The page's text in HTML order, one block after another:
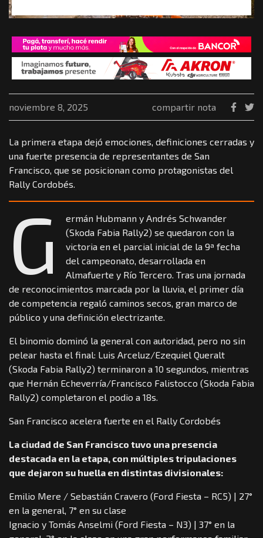
noviembre 8, 2025 compartir nota
La primera etapa dejó emociones, definiciones cerradas y
una fuerte presencia de representantes de San
Francisco, que se posicionan como protagonistas del
Rally Cordobés.
G
ermán Hubmann y Andrés Schwander
(Skoda Fabia Rally2) se quedaron con la
victoria en el parcial inicial de la 9ª fecha
del campeonato, desarrollada en
Almafuerte y Río Tercero. Tras una jornada
de reconocimientos marcada por la lluvia, el primer día
de competencia regaló caminos secos, gran marco de
público y una definición electrizante.
El binomio dominó la general con autoridad, pero no sin
pelear hasta el final: Luis Arceluz/Ezequiel Queralt
(Skoda Fabia Rally2) terminaron a 10 segundos, mientras
que Hernán Echeverría/Francisco Falistocco (Skoda Fabia
Rally2) completaron el podio a 18s.
San Francisco acelera fuerte en el Rally Cordobés
La ciudad de San Francisco tuvo una presencia
destacada en la etapa, con múltiples tripulaciones
que dejaron su huella en distintas divisionales:
Emilio Mere / Sebastián Cravero (Ford Fiesta – RC5) | 27°
en la general, 7° en su clase
Ignacio y Tomás Anselmi (Ford Fiesta – N3) | 37° en la